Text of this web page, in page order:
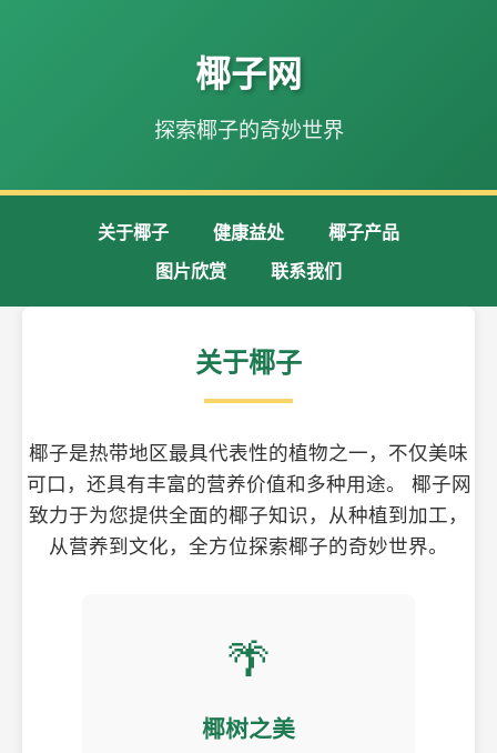
椰子网
探索椰子的奇妙世界
关于椰子 健康益处
椰子产品
图片欣赏
联系我们
关于椰子
椰子是热带地区最具代表性的植物之一，不仅美味
可口，还具有丰富的营养价值和多种用途。 椰子网
致力于为您提供全面的椰子知识，从种植到加工，
从营养到文化，全方位探索椰子的奇妙世界。
🌴
椰树之美